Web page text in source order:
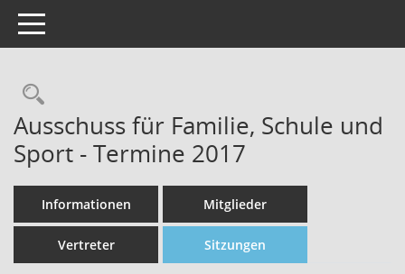
Toggle navigation
Rechercheauswahl
Ausschuss für Familie, Schule und
Sport - Termine 2017
Informationen Mitglieder
Vertreter Sitzungen